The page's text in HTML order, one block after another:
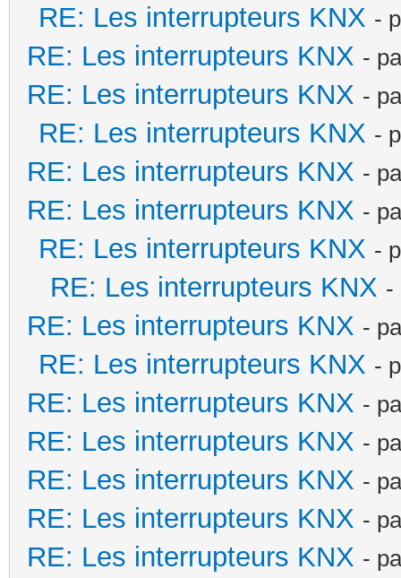
RE: Les interrupteurs KNX -
RE: Les interrupteurs KNX -
RE: Les interrupteurs KNX -
RE: Les interrupteurs KNX -
RE: Les interrupteurs KNX -
RE: Les interrupteurs KNX -
RE: Les interrupteurs KNX -
RE: Les interrupteurs KNX -
RE: Les interrupteurs KNX -
RE: Les interrupteurs KNX -
RE: Les interrupteurs KNX -
RE: Les interrupteurs KNX -
RE: Les interrupteurs KNX -
RE: Les interrupteurs KNX -
RE: Les interrupteurs KNX -